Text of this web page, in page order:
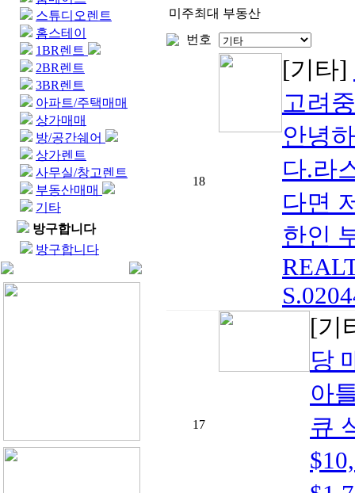
스튜디오렌트
홈스테이
1BR렌트
2BR렌트
3BR렌트
아파트/주택매매
상가매매
방/공간쉐어
상가렌트
사무실/창고렌트
부동산매매
기타
방구합니다
방구합니다
미주최대 부동산
번호
18
[기타]
고려
안녕
다.라
다면
한인
17
[기
당
아
큐